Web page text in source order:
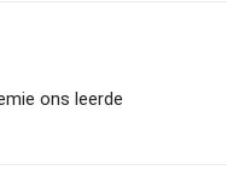
ons leerde